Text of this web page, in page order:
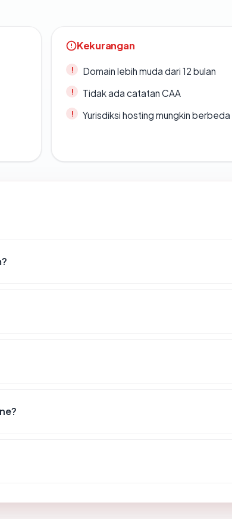
Kekurangan
Domain lebih muda dari 12 bulan
Tidak ada catatan CAA
Yurisdiksi hosting mungkin